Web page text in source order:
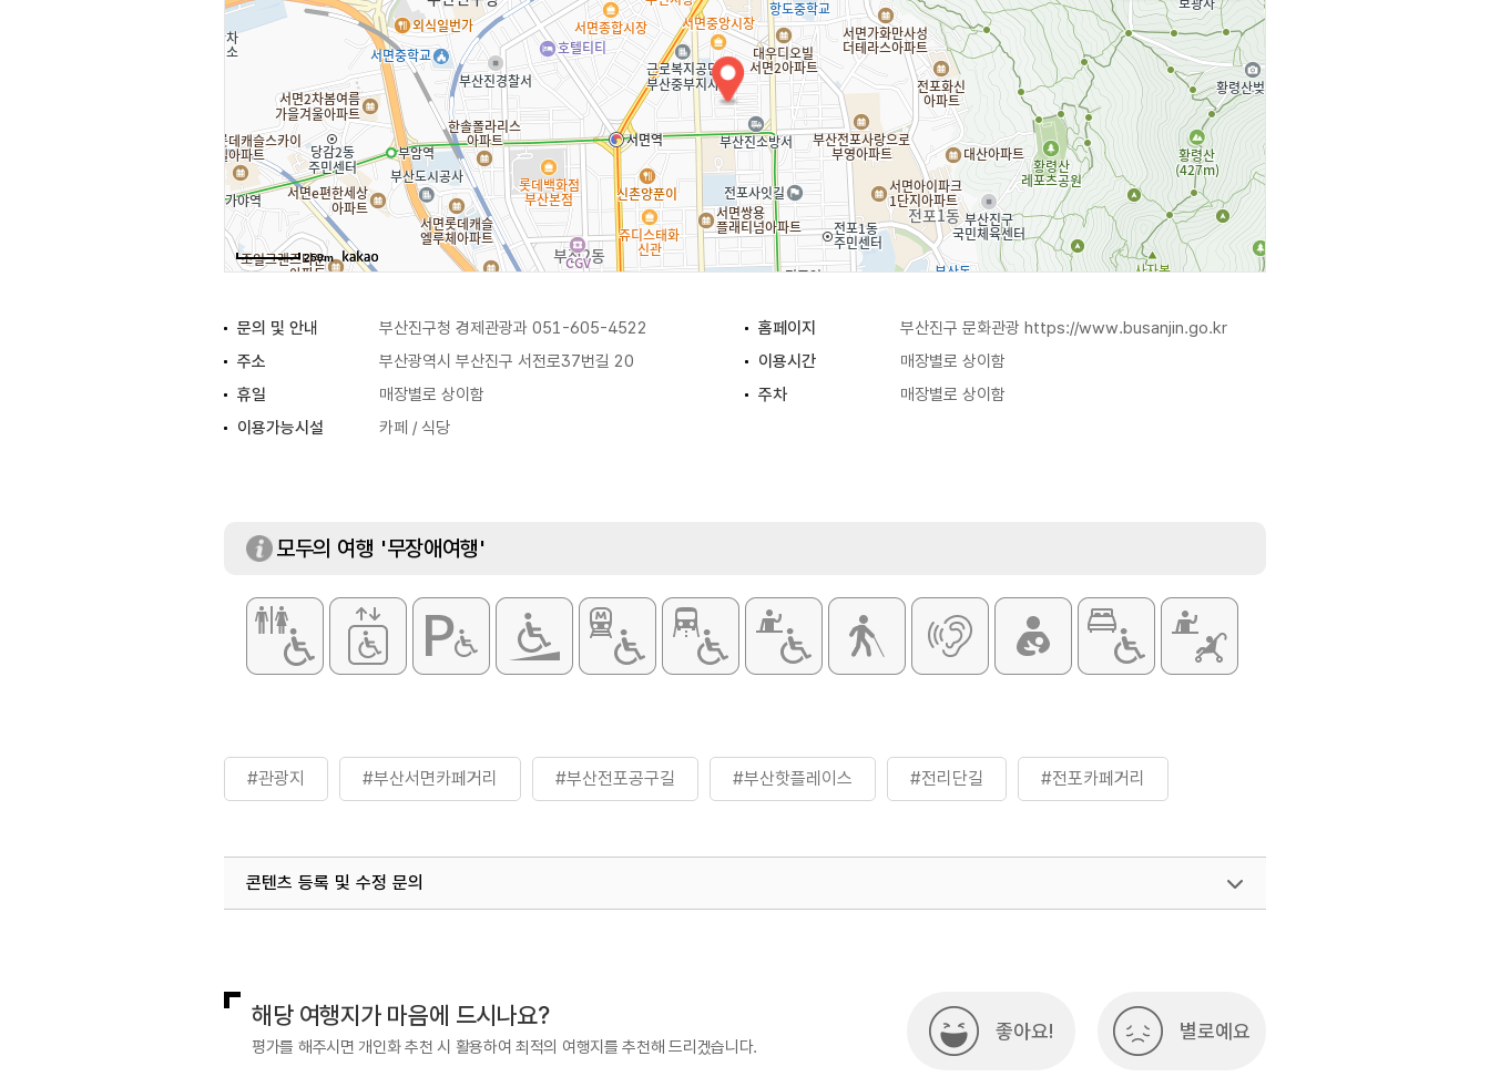
250m
문의 및 안내 부산진구청 경제관광과 051-605-4522 홈페이지 부산진구 문화관광 https://www.busanjin.go.kr
주소
부산광역시 부산진구 서전로37번길 20 이용시간
매장별로 상이함
휴일
매장별로 상이함 주차
매장별로 상이함
이용가능시설
카페 / 식당
모두의 여행 '무장애여행'
#관광지 #부산서면카페거리 #부산전포공구길 #부산핫플레이스 #전리단길 #전포카페거리
콘텐츠 등록 및 수정 문의
해당 여행지가 마음에 드시나요?
평가를 해주시면 개인화 추천 시 활용하여 최적의 여행지를 추천해 드리겠습니다.
좋아요! 별로예요